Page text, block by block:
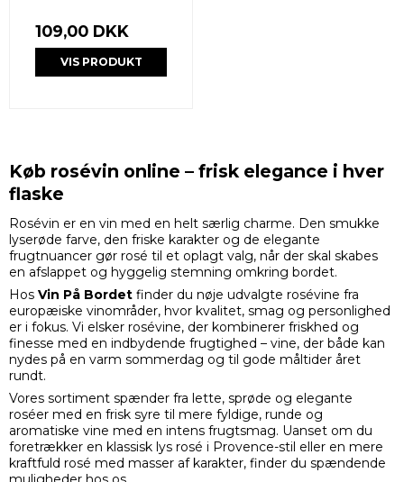
109,00 DKK
VIS PRODUKT
Køb rosévin online – frisk elegance i hver
flaske
Rosévin er en vin med en helt særlig charme. Den smukke
lyserøde farve, den friske karakter og de elegante
frugtnuancer gør rosé til et oplagt valg, når der skal skabes
en afslappet og hyggelig stemning omkring bordet.
Hos Vin På Bordet finder du nøje udvalgte rosévine fra
europæiske vinområder, hvor kvalitet, smag og personlighed
er i fokus. Vi elsker rosévine, der kombinerer friskhed og
finesse med en indbydende frugtighed – vine, der både kan
nydes på en varm sommerdag og til gode måltider året
rundt.
Vores sortiment spænder fra lette, sprøde og elegante
roséer med en frisk syre til mere fyldige, runde og
aromatiske vine med en intens frugtsmag. Uanset om du
foretrækker en klassisk lys rosé i Provence-stil eller en mere
kraftfuld rosé med masser af karakter, finder du spændende